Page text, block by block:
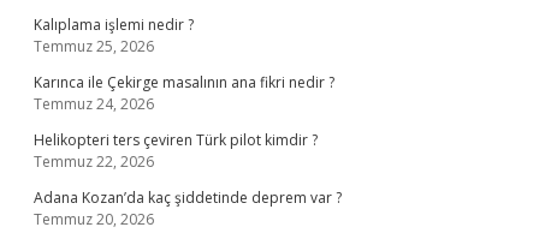
Kalıplama işlemi nedir ?
Temmuz 25, 2026
Karınca ile Çekirge masalının ana fikri nedir ?
Temmuz 24, 2026
Helikopteri ters çeviren Türk pilot kimdir ?
Temmuz 22, 2026
Adana Kozan’da kaç şiddetinde deprem var ?
Temmuz 20, 2026